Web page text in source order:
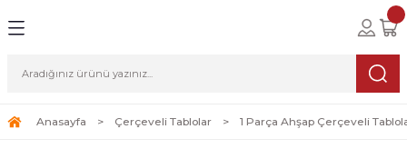
Tablolar
Sanat
Anasayfa Çerçeveli Tablolar 1 Parça Ahşap Çerçeveli